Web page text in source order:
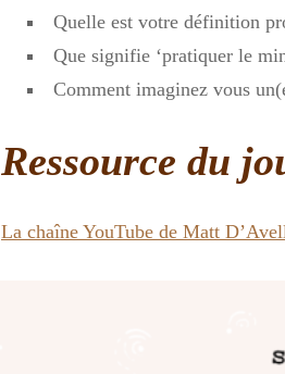
Quelle est votre définition
Que signifie ‘pratiquer le
Comment imaginez vous
Ressource du
La chaîne YouTube de Matt